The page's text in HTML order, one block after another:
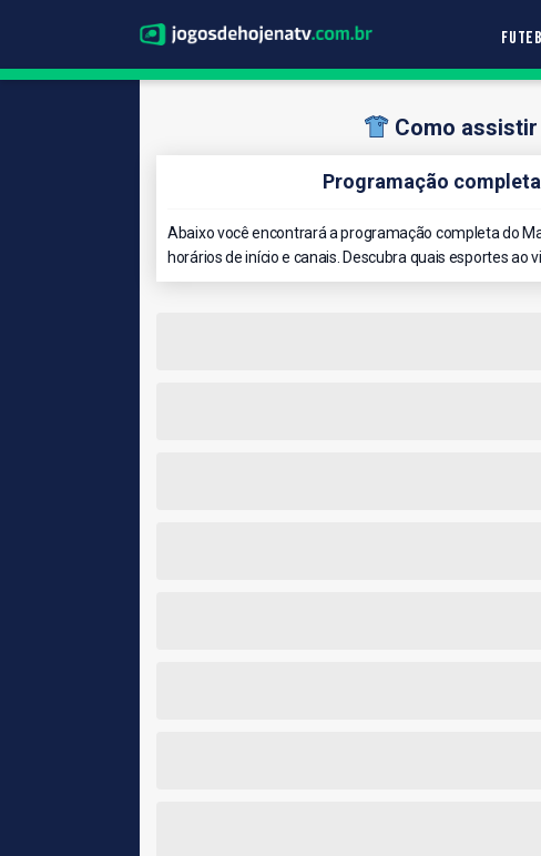
Como assistir
Programação
Abaixo você encontrará a programação completa do
horários de início e canais. Descubra quais esportes ao